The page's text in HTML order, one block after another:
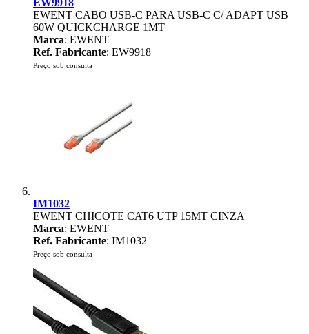
EW9918
EWENT CABO USB-C PARA USB-C C/ ADAPT USB
60W QUICKCHARGE 1MT
Marca: EWENT
Ref. Fabricante: EW9918
Preço sob consulta
IM1032
EWENT CHICOTE CAT6 UTP 15MT CINZA
Marca: EWENT
Ref. Fabricante: IM1032
Preço sob consulta